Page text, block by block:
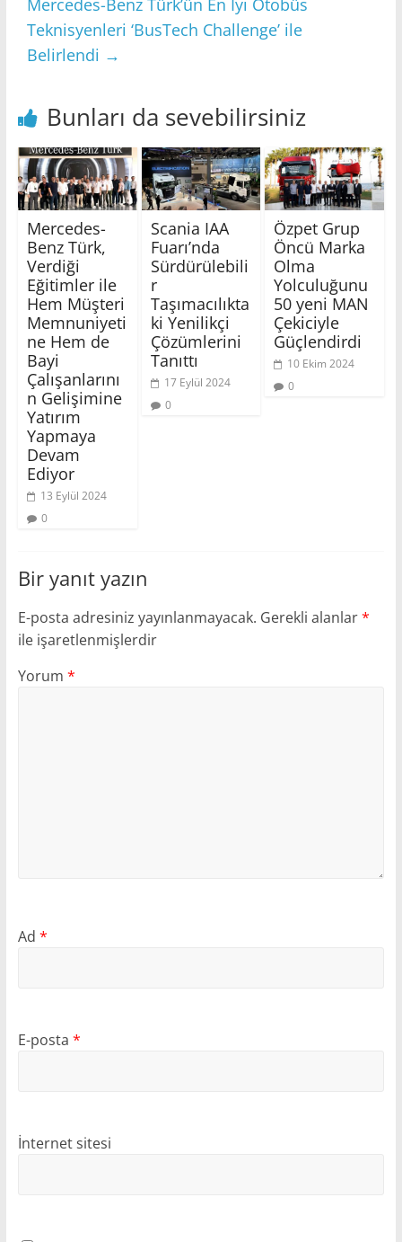
Mercedes-Benz Türk’ün En İyi Otobüs
Teknisyenleri ‘BusTech Challenge’ ile
Belirlendi →
Bunları da sevebilirsiniz
Mercedes-
Benz Türk,
Verdiği
Eğitimler ile
Hem Müşteri
Memnuniyeti
ne Hem de
Bayi
Çalışanlarını
n Gelişimine
Yatırım
Yapmaya
Devam
Ediyor
13 Eylül 2024
0
Scania IAA
Fuarı’nda
Sürdürülebili
r
Taşımacılıkta
ki Yenilikçi
Çözümlerini
Tanıttı
17 Eylül 2024
0
Özpet Grup
Öncü Marka
Olma
Yolculuğunu
50 yeni MAN
Çekiciyle
Güçlendirdi
10 Ekim 2024
0
Bir yanıt yazın
E-posta adresiniz yayınlanmayacak. Gerekli alanlar*
ile işaretlenmişlerdir
Yorum *
Ad *
E-posta *
İnternet sitesi